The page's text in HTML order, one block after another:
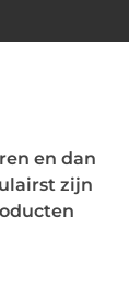
en dan
zijn